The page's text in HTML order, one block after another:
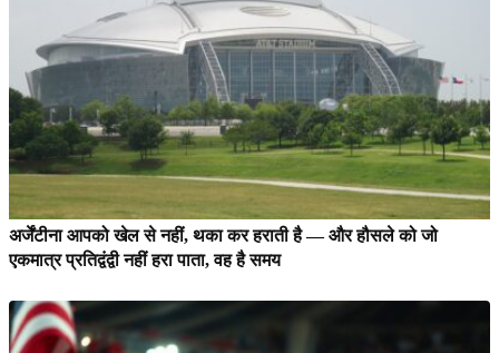
अर्जेंटीना आपको खेल से नहीं, थका कर हराती है — और हौसले को जो
एकमात्र प्रतिद्वंद्वी नहीं हरा पाता, वह है समय